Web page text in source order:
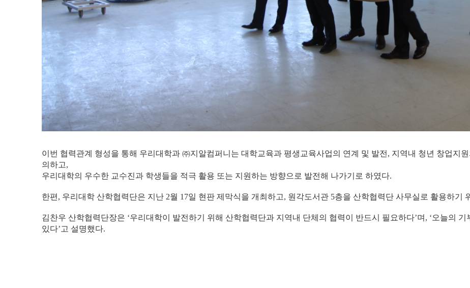
이번 협력관계 형성을 통해 우리대학과 ㈜지알컴퍼니는 대학교육과 평생교육사업의 연계 및 발전, 지역내 청년 창업지
의하고,
우리대학의 우수한 교수진과 학생들을 적극 활용 또는 지원하는 방향으로 발전해 나가기로 하였다.
한편, 우리대학 산학협력단은 지난 2월 17일 현판 제막식을 개최하고, 원각도서관 5층을 산학협력단 사무실로 활용하기
김찬우 산학협력단장은 ‘우리대학이 발전하기 위해 산학협력단과 지역내 단체의 협력이 반드시 필요하다’며, ‘오늘의
있다’고 설명했다.